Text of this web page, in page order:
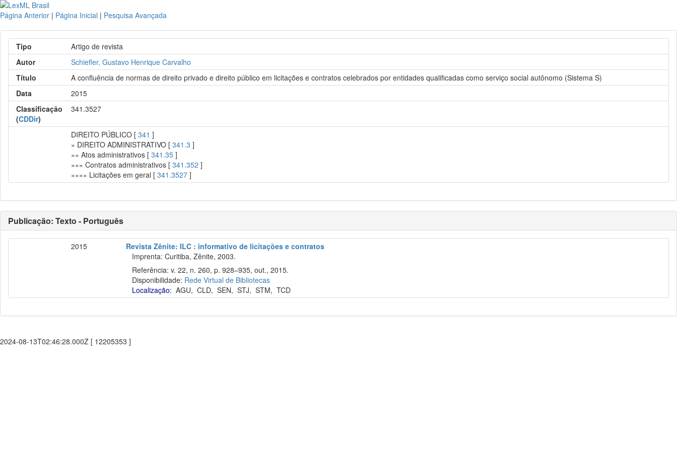
Página Anterior | Página Inicial | Pesquisa Avançada
Tipo
Artigo de revista
Autor
Schiefler, Gustavo Henrique Carvalho
Título
A confluência de normas de direito privado e direito público em licitações e contratos celebrados por entidades qualificadas como serviço social autônomo (Sistema S)
Data
2015
Classificação
(CDDir)
341.3527
DIREITO PÚBLICO [341 ]
» DIREITO ADMINISTRATIVO [341.3 ]
»» Atos administrativos [341.35 ]
»»» Contratos administrativos [341.352 ]
»»»» Licitações em geral [341.3527 ]
Publicação: Texto - Português
2015
Revista Zênite: ILC : informativo de licitações e contratos
Imprenta: Curitiba, Zênite, 2003.
Referência: v. 22, n. 260, p. 928–935, out., 2015.
Disponibilidade: Rede Virtual de Bibliotecas
Localização: AGU,CLD,SEN,STJ,STM,TCD
2024-08-13T02:46:28.000Z [ 12205353 ]